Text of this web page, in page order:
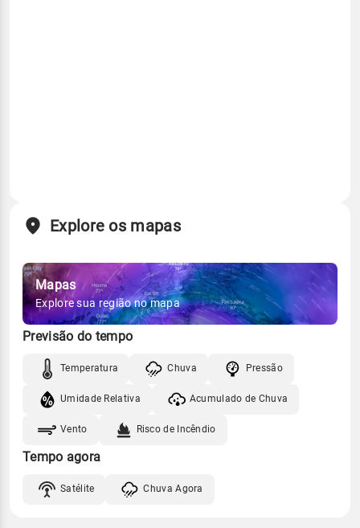
Explore os mapas
Mapas
Explore sua região no mapa
Previsão do tempo
Temperatura Chuva Pressão
Umidade Relativa Acumulado de Chuva
Vento Risco de Incêndio
Tempo agora
Satélite Chuva Agora